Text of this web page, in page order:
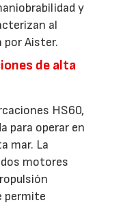
y
al
por Aister.
de alta
HS60,
para operar en
mar. La
motores
permite